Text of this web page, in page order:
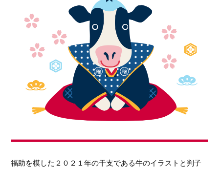
福助を模した２０２１年の干支である牛のイラストと判子